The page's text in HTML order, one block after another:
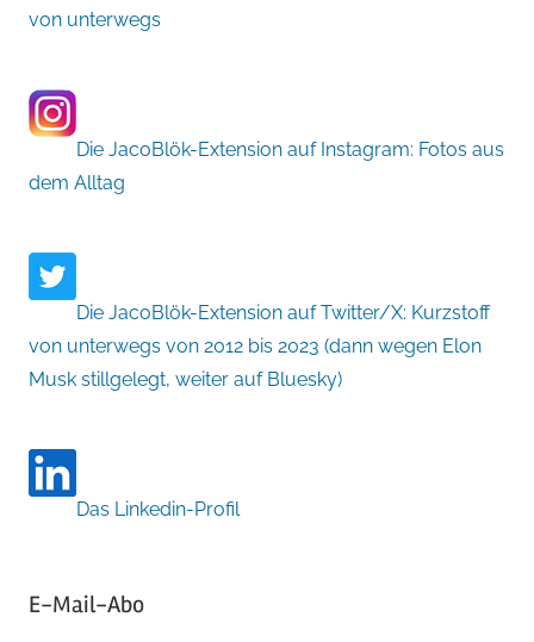
von unterwegs
Die JacoBlök-Extension auf Instagram: Fotos aus
dem Alltag
Die JacoBlök-Extension auf Twitter/X: Kurzstoff
von unterwegs von 2012 bis 2023 (dann wegen Elon
Musk stillgelegt, weiter auf Bluesky)
Das Linkedin-Profil
E-Mail-Abo